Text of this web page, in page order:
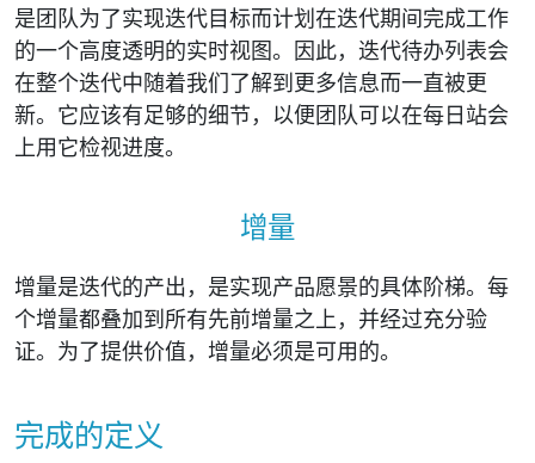
是团队为了实现迭代目标而计划在迭代期间完成工作
的一个高度透明的实时视图。因此，迭代待办列表会
在整个迭代中随着我们了解到更多信息而一直被更
新。它应该有足够的细节，以便团队可以在每日站会
上用它检视进度。
增量
增量是迭代的产出，是实现产品愿景的具体阶梯。每
个增量都叠加到所有先前增量之上，并经过充分验
证。为了提供价值，增量必须是可用的。
完成的定义